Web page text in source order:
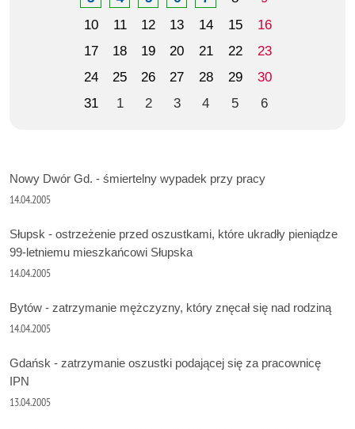
10
11 12 13 14 15
16
17
18 19 20 21 22
23
24
25 26 27 28 29
30
31
1 2 3 4 5 6
Nowy Dwór Gd. - śmiertelny wypadek przy pracy
14.04.2005
Słupsk - ostrzeżenie przed oszustkami, które ukradły pieniądze
99-letniemu mieszkańcowi Słupska
14.04.2005
Bytów - zatrzymanie mężczyzny, który znęcał się nad rodziną
14.04.2005
Gdańsk - zatrzymanie oszustki podającej się za pracownicę
IPN
13.04.2005